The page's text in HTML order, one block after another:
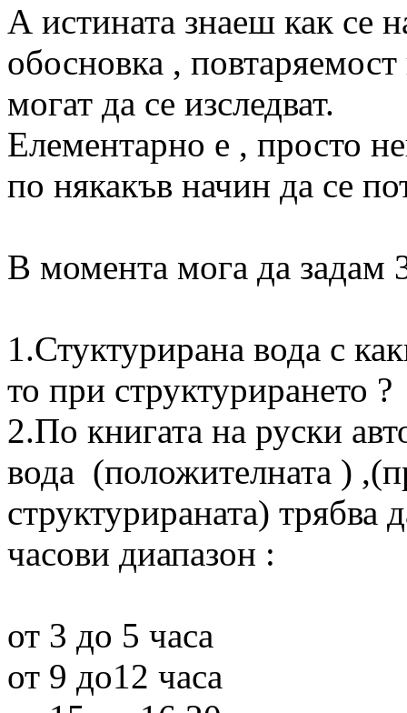
А истината знаеш как се
обосновка ,
могат да се изследват.
Елементарно е , просто
по някакъв начин да се
В момента мога да задам
1.Стуктурирана вода с
то при структурирането ?
2.По книгата на руски
вода (положителната )
структурираната) трябва
часови диапазон :
от 3 до 5 часа
от 9 до12 часа